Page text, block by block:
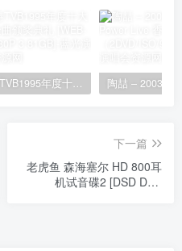
香港TVB1995年度十大劲歌金曲颁奖典礼 [WEB-DL 1080P 3.81GB]
下一篇
老虎鱼 森海塞尔 HD 800耳
机试音碟2 [DSD DSF